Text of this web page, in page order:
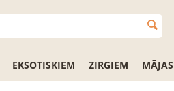
EKSOTISKIEM ZIRGIEM MĀJAS